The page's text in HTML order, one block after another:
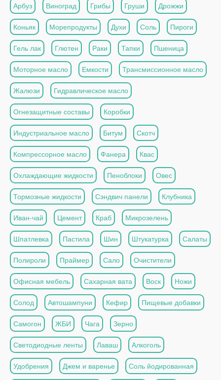
Арбуз Виноград Грибы Груши Дрожжи
Коньяк Морепродукты Духи Соль Пироги
Гель лак Глютен Раки Тапки Пшеница
Моторное масло Емкости Трансмиссионное масло
Жалюзи Гидравлическое масло
Огнезащитные составы Коробки
Индустриальное масло Битум Скотч
Компрессорное масло Фанера Квас
Охлаждающие жидкости Пеноблоки Овес
Тормозные жидкости Сэндвич панели Клубника
Иван-чай Цемент Краб Микрозелень
Шпатлевка Пастила Шин Штукатурка Салаты
Полироли Праймер Сало Очистители
Офисная мебель Сахарная вата Воск Ножи
Солод Автошампуни Кефир Пищевые добавки
Самогон ЖБИ Чага Зерно
Светодиодные ленты Лаваш Алкоголь
Удобрения Джем и варенье Соль йодированная